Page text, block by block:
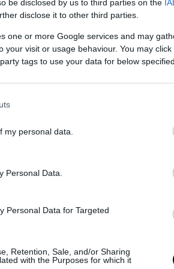
be disclosed by us to third parties on the
disclose it to other third parties.
one or more Google services and may
your visit or usage behaviour. You may
tags to use your data for below
my personal data.
Personal Data.
Personal Data for Targeted
Retention, Sale, and/or Sharing
with the Purposes for which it
που αποδίδει845
.